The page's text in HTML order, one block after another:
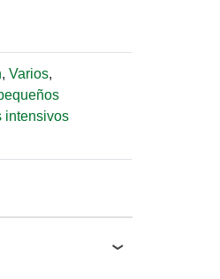
, Varios,
intensivos